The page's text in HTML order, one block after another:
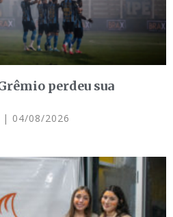
perdeu sua
04/08/2026